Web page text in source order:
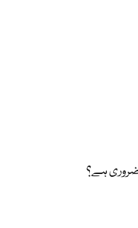
ضروری ہے؟